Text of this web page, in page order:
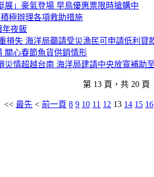
展」豪氣登場 早鳥優惠票限時搶購中
極辦理各項救助措施
年夜飯
損失 海洋局籲請受災漁民可申請低利貸
關心春節魚貨供銷情形
災情超越台南 海洋局建請中央放寬補助
第 13 頁，共 20 頁
<<最先 <前一頁 8 9 10 11 12 13 14 15 16